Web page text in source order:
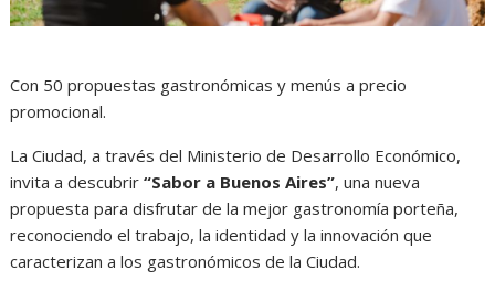
Con 50 propuestas gastronómicas y menús a precio
promocional.
La Ciudad, a través del Ministerio de Desarrollo Económico,
invita a descubrir“Sabor a Buenos Aires”, una nueva
propuesta para disfrutar de la mejor gastronomía porteña,
reconociendo el trabajo, la identidad y la innovación que
caracterizan a los gastronómicos de la Ciudad.